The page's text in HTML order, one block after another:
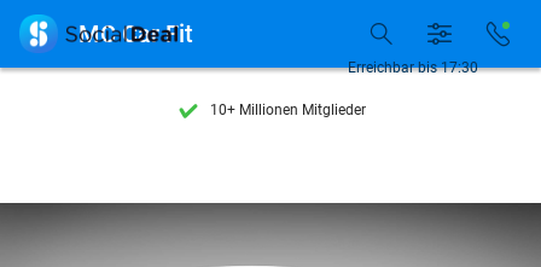
7 Tage die Woche verfügbar
10+ Millionen Mitglieder
Erreichbar bis 17:30
 MC Car Fit